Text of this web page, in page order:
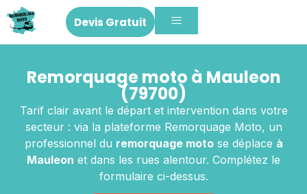
Devis Gratuit
Remorquage moto à Mauleon
(79700)
Tarif clair avant le départ et intervention dans votre
secteur : via la plateforme Remorquage Moto, un
professionnel du remorquage motose déplace à
Mauleon et dans les rues alentour. Complétez le
formulaire ci-dessus.